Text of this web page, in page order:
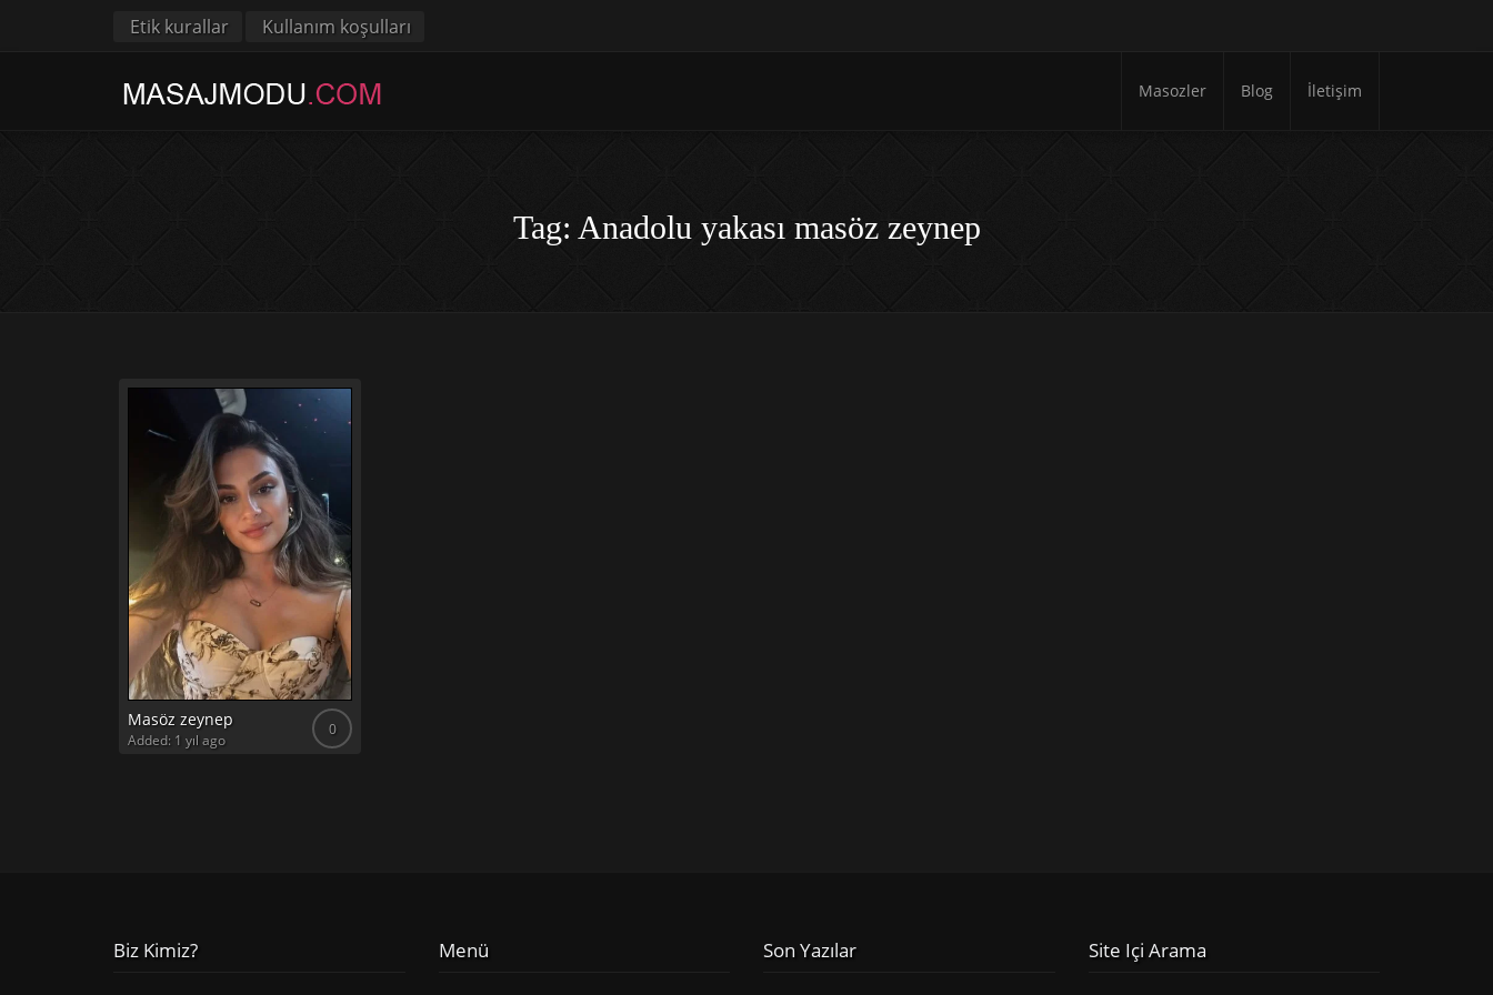
Etik kurallar Kullanım koşulları
Masozler Blog İletişim
Tag: Anadolu yakası masöz zeynep
Masöz zeynep 0
Added: 1 yıl ago
Biz Kimiz? Menü Son Yazılar Site Içi Arama